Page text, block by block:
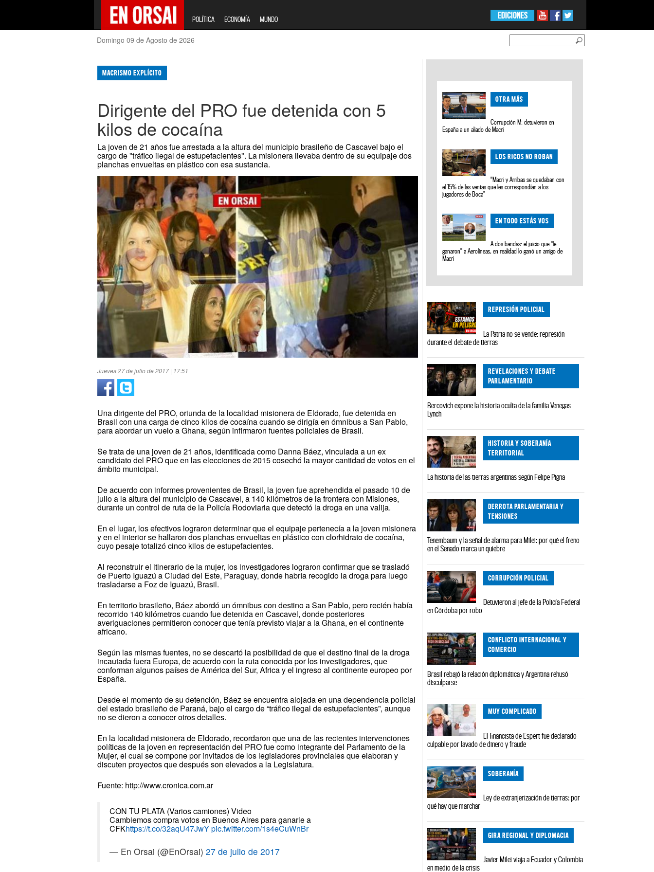
POLÍTICA ECONOMÍA MUNDO EDICIONES
Domingo 09 de Agosto de 2026
MACRISMO EXPLÍCITO
Dirigente del PRO fue detenida con 5
kilos de cocaína
La joven de 21 años fue arrestada a la altura del municipio brasileño de Cascavel bajo el
cargo de "tráfico ilegal de estupefacientes". La misionera llevaba dentro de su equipaje dos
planchas envueltas en plástico con esa sustancia.
Jueves 27 de julio de 2017 | 17:51
Una dirigente del PRO, oriunda de la localidad misionera de Eldorado, fue detenida en
Brasil con una carga de cinco kilos de cocaína cuando se dirigía en ómnibus a San Pablo,
para abordar un vuelo a Ghana, según infirmaron fuentes policiales de Brasil.
Se trata de una joven de 21 años, identificada como Danna Báez, vinculada a un ex
candidato del PRO que en las elecciones de 2015 cosechó la mayor cantidad de votos en el
ámbito municipal.
De acuerdo con informes provenientes de Brasil, la joven fue aprehendida el pasado 10 de
julio a la altura del municipio de Cascavel, a 140 kilómetros de la frontera con Misiones,
durante un control de ruta de la Policía Rodoviaria que detectó la droga en una valija.
En el lugar, los efectivos lograron determinar que el equipaje pertenecía a la joven misionera
y en el interior se hallaron dos planchas envueltas en plástico con clorhidrato de cocaína,
cuyo pesaje totalizó cinco kilos de estupefacientes.
Al reconstruir el itinerario de la mujer, los investigadores lograron confirmar que se trasladó
de Puerto Iguazú a Ciudad del Este, Paraguay, donde habría recogido la droga para luego
trasladarse a Foz de Iguazú, Brasil.
En territorio brasileño, Báez abordó un ómnibus con destino a San Pablo, pero recién había
recorrido 140 kilómetros cuando fue detenida en Cascavel, donde posteriores
averiguaciones permitieron conocer que tenía previsto viajar a la Ghana, en el continente
africano.
Según las mismas fuentes, no se descartó la posibilidad de que el destino final de la droga
incautada fuera Europa, de acuerdo con la ruta conocida por los investigadores, que
conforman algunos países de América del Sur, Africa y el ingreso al continente europeo por
España.
Desde el momento de su detención, Báez se encuentra alojada en una dependencia policial
del estado brasileño de Paraná, bajo el cargo de “tráfico ilegal de estupefacientes”, aunque
no se dieron a conocer otros detalles.
En la localidad misionera de Eldorado, recordaron que una de las recientes intervenciones
políticas de la joven en representación del PRO fue como integrante del Parlamento de la
Mujer, el cual se compone por invitados de los legisladores provinciales que elaboran y
discuten proyectos que después son elevados a la Legislatura.
Fuente: http://www.cronica.com.ar
CON TU PLATA (Varios camiones) Video
Cambiemos compra votos en Buenos Aires para ganarle a
CFKhttps://t.co/32aqU47JwYpic.twitter.com/1s4eCuWnBr
— En Orsai (@EnOrsai)27 de julio de 2017
OTRA MÁS
Corrupción M: detuvieron en
España a un aliado de Macri
LOS RICOS NO ROBAN
"Macri y Arribas se quedaban con
el 15% de las ventas que les correspondían a los
jugadores de Boca”
EN TODO ESTÁS VOS
A dos bandas: el juicio que "le
ganaron" a Aerolíneas, en realidad lo ganó un amigo de
Macri
REPRESIÓN POLICIAL
La Patria no se vende: represión
durante el debate de tierras
REVELACIONES Y DEBATE
PARLAMENTARIO
Bercovich expone la historia oculta de la familia Venegas
Lynch
HISTORIA Y SOBERANÍA
TERRITORIAL
La historia de las tierras argentinas según Felipe Pigna
DERROTA PARLAMENTARIA Y
TENSIONES
Tenembaum y la señal de alarma para Milei: por qué el freno
en el Senado marca un quiebre
CORRUPCIÓN POLICIAL
Detuvieron al jefe de la Policía Federal
en Córdoba por robo
CONFLICTO INTERNACIONAL Y
COMERCIO
Brasil rebajó la relación diplomática y Argentina rehusó
disculparse
MUY COMPLICADO
El financista de Espert fue declarado
culpable por lavado de dinero y fraude
SOBERANÍA
Ley de extranjerización de tierras: por
qué hay que marchar
GIRA REGIONAL Y DIPLOMACIA
Javier Milei viaja a Ecuador y Colombia
en medio de la crisis